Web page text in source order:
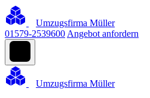
Umzugsfirma Müller
01579-2539600 Angebot anfordern
Umzugsfirma Müller